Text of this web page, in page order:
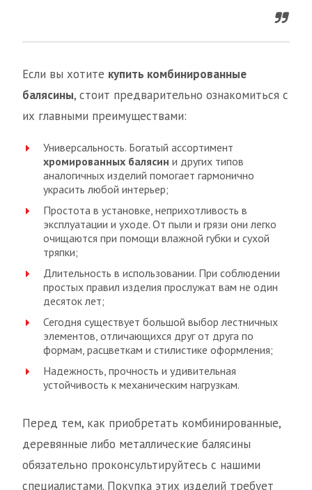
Если вы хотите купить комбинированные
балясины, стоит предварительно ознакомиться с
их главными преимуществами:
Универсальность. Богатый ассортимент
хромированных балясин и других типов
аналогичных изделий помогает гармонично
украсить любой интерьер;
Простота в установке, неприхотливость в
эксплуатации и уходе. От пыли и грязи они легко
очищаются при помощи влажной губки и сухой
тряпки;
Длительность в использовании. При соблюдении
простых правил изделия прослужат вам не один
десяток лет;
Сегодня существует большой выбор лестничных
элементов, отличающихся друг от друга по
формам, расцветкам и стилистике оформления;
Надежность, прочность и удивительная
устойчивость к механическим нагрузкам.
Перед тем, как приобретать комбинированные,
деревянные либо металлические балясины
обязательно проконсультируйтесь с нашими
специалистами. Покупка этих изделий требует